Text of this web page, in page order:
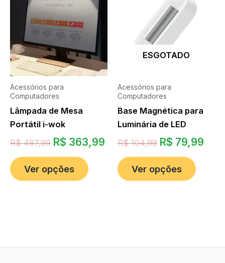
Acessórios para
Computadores
Lâmpada de Mesa
Portátil i-wok
R$497,99 R$ 363,99
Ver opções
ESGOTADO
Acessórios para
Computadores
Base Magnética para
Luminária de LED
R$104,99 R$ 79,99
Ver opções